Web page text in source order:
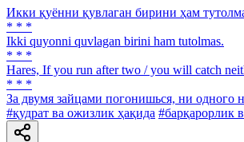
Икки қуённи қувлаган бирини ҳам
* * *
Ikki quyonni quvlagan birini ham tutolmas.
* * *
Hares, If you run after two / you will catch
* * *
За двумя зайцами погонишься, ни одного
#қудрат ва ожизлик ҳақида #барқарорлик